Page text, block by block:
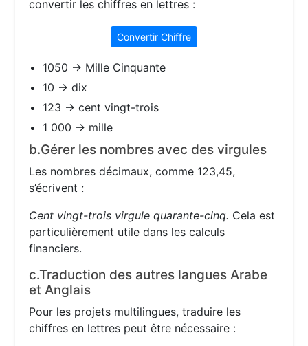
convertir les chiffres en lettres :
Convertir Chiffre
1050 → Mille Cinquante
10 → dix
123 → cent vingt-trois
1 000 → mille
b.Gérer les nombres avec des virgules
Les nombres décimaux, comme 123,45,
s’écrivent :
Cent vingt-trois virgule quarante-cinq. Cela est
particulièrement utile dans les calculs
financiers.
c.Traduction des autres langues Arabe
et Anglais
Pour les projets multilingues, traduire les
chiffres en lettres peut être nécessaire :